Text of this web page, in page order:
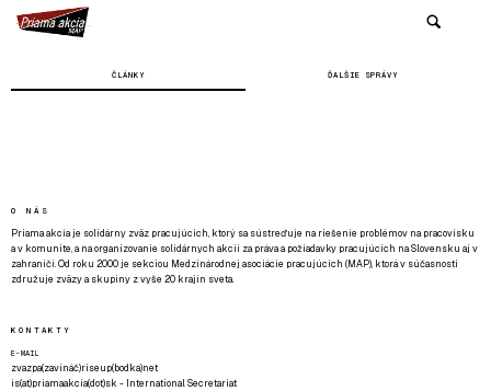
ČLÁNKY ĎALŠIE SPRÁVY
O NÁS
Priama akcia je solidárny zväz pracujúcich, ktorý sa sústreďuje na riešenie problémov na pracovisku
a v komunite, a na organizovanie solidárnych akcií za práva a požiadavky pracujúcich na Slovensku aj v
zahraničí. Od roku 2000 je sekciou Medzinárodnej asociácie pracujúcich (MAP), ktorá v súčasnosti
združuje zväzy a skupiny z vyše 20 krajín sveta.
KONTAKTY
E-MAIL
zvazpa(zavináč)riseup(bodka)net
is(at)priamaakcia(dot)sk - International Secretariat